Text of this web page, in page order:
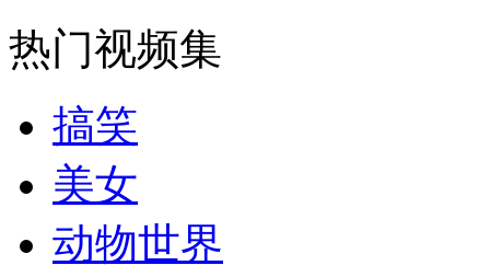
纽约上演“枕头大战”
司机酒驾遇交警 急速倒车逃窜
热门视频集
搞笑
美女
动物世界